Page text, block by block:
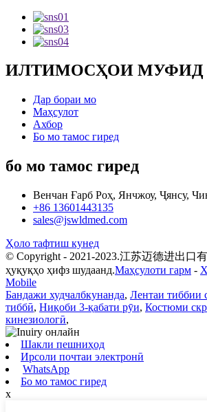
ИЛТИМОСҲОИ МУФИД
Дар бораи мо
Маҳсулот
Ахбор
Бо мо тамос гиред
бо мо тамос гиред
Венчан Ғарб Роҳ, Янчжоу, Ҷянсу,
+86 13601443135
sales@jswldmed.com
Ҳоло тафтиш кунед
© Copyright - 2021-2023.江苏迈德进出口
ҳуқуқҳо ҳифз шудаанд.Маҳсулоти гарм -
Mobile
Бандажи худчалбкунанда, Лентаи тиббии
тиббӣ, Ниқоби 3-қабати рӯи, Костюми
кинезиологӣ,
Шакли пешниҳод
Ирсоли почтаи электронӣ
WhatsApp
Бо мо тамос гиред
x